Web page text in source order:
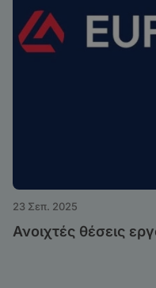
23 Σεπ. 2025
Ανοιχτές θέσεις